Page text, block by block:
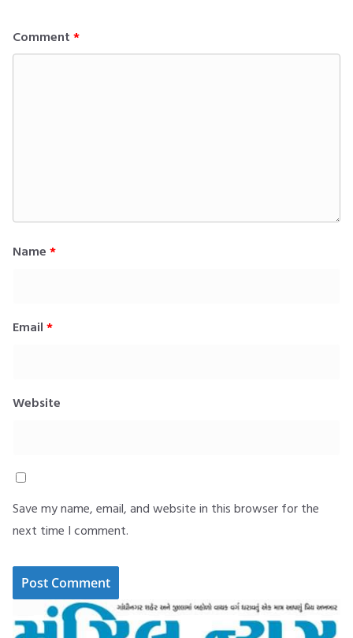
Comment *
Name *
Email *
Website
Save my name, email, and website in this browser for the
next time I comment.